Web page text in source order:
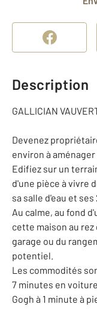
Description
GALLICIAN
Devenez
environ à
Edifiez sur un
d'une pièce à vivre
sa salle d'eau et
Au calme, au fond
cette maison au rez
garage ou du
potentiel.
Les commodités
7 minutes en
Gogh à 1 minute à